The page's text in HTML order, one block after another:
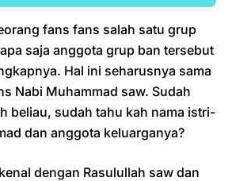
fans fans salah satu grup
saja anggota grup ban tersebut
Hal ini seharusnya sama
Nabi Muhammad saw. Sudah
beliau, sudah tahu kah nama istri-
dan anggota keluarganya?
dengan Rasulullah saw dan